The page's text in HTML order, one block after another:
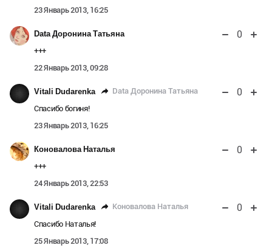
23 Январь 2013, 16:25
Data Доронина Татьяна 0
+++
22 Январь 2013, 09:28
Vitali Dudarenka Data Доронина Татьяна 0
Спасибо богиня!
23 Январь 2013, 16:25
Коновалова Наталья 0
+++
24 Январь 2013, 22:53
Vitali Dudarenka Коновалова Наталья 0
Спасибо Наталья!
25 Январь 2013, 17:08